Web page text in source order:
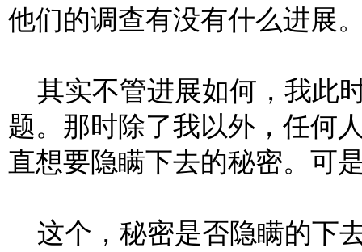
他们的调查有没有什么进展
其实不管进展如何，我此
题。那时除了我以外，任何
直想要隐瞒下去的秘密。可
这个，秘密是否隐瞒的下